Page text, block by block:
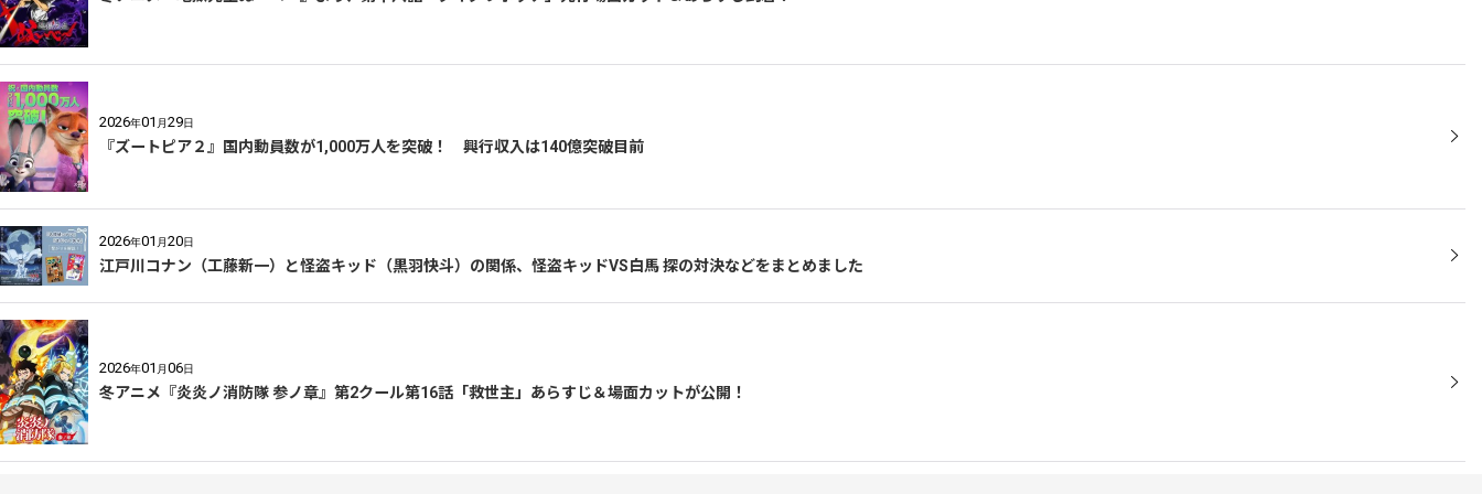
2026年01 月29日
『ズートピア２』国内動員数が1,000万人を突破！ 興行収入は140億突破目前
2026年01 月20日
江戸川コナン（工藤新一）と怪盗キッド（黒羽快斗）の関係、怪盗キッドVS白馬 探の対決などをまとめました
2026年01 月06日
冬アニメ『炎炎ノ消防隊 参ノ章』第2クール第16話「救世主」あらすじ＆場面カットが公開！